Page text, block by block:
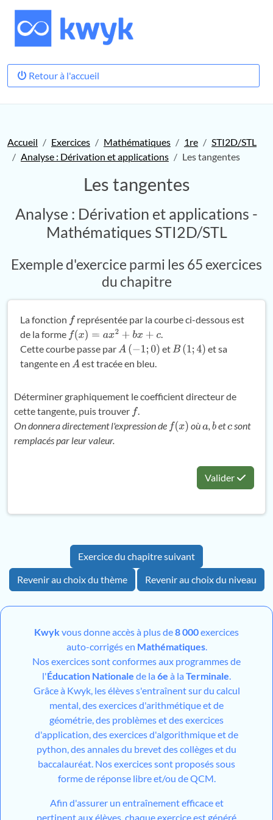
Retour à l'accueil
Accueil Exercices Mathématiques 1re
STI2D/STL
Analyse : Dérivation et applications
Les tangentes
Les tangentes
Analyse : Dérivation et applications -
Mathématiques STI2D/STL
Exemple d'exercice parmi les 65 exercices
du chapitre
La fonction f représentée par la courbe ci-dessous est
de la forme f(x)= ax2 +bx+c
Cette courbe passe parA( − 1;0) etB( 1 ;4 )
et sa
tangente en A est tracée en bleu.
Déterminer graphiquement le coefficient directeur de
cette tangente, puis trouver f .
On donnera directement l'expression de f(x) oùa, betcsont
remplacés par leur valeur.
Valider
Exercice du chapitre suivant
Revenir au choix du thème
Revenir au choix du niveau
Kwykvous donne accès à plus de8 000exercices
auto-corrigés en Mathématiques.
Nos exercices sont conformes aux programmes de
l'Éducation Nationale de la 6e à la Terminale
Grâce à Kwyk, les élèves s'entraînent sur du calcul
mental, des exercices d'arithmétique et de
géométrie, des problèmes et des exercices
d'application, des exercices d'algorithmique et de
python, des annales du brevet des collèges et du
baccalauréat. Nos exercices sont proposés sous
forme de réponse libre et/ou de QCM.
Afin d'assurer un entraînement efficace et
pertinent aux élèves, chaque exercice est généré